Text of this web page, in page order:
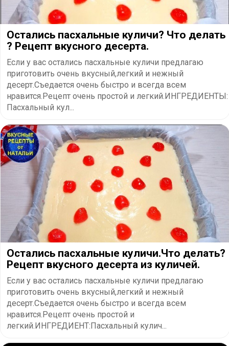
Остались пасхальные куличи? Что делать
? Рецепт вкусного десерта.
Если у вас остались пасхальные куличи предлагаю
приготовить очень вкусный,легкий и нежный
десерт.Съедается очень быстро и всегда всем
нравится.Рецепт очень простой и легкий.ИНГРЕДИЕНТЫ:
Пасхальный кул...
Остались пасхальные куличи.Что делать?
Рецепт вкусного десерта из куличей.
Если у вас остались пасхальные куличи предлагаю
приготовить очень вкусный,легкий и нежный
десерт.Съедается очень быстро и всегда всем
нравится.Рецепт очень простой и
легкий.ИНГРЕДИЕНТ:Пасхальный кулич...